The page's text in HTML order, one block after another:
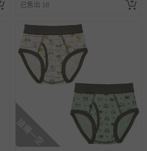
已售出 18
搶購一空